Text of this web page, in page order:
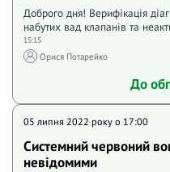
Доброго дня! Верифікація
набутих вад клапанів та
15:15
Орися Потарейко
До
05 липня 2022 року o 17:00
Системний червоний
невідомими